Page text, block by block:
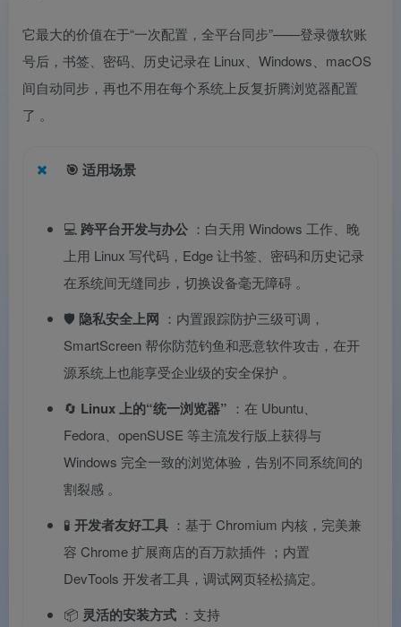
它最大的价值在于“一次配置，全平台同步”——登录微软账
号后，书签、密码、历史记录在 Linux、Windows、macOS
间自动同步，再也不用在每个系统上反复折腾浏览器配置
了 。
🎯 适用场景
💻 跨平台开发与办公 ：白天用 Windows 工作、晚
上用 Linux 写代码，Edge 让书签、密码和历史记录
在系统间无缝同步，切换设备毫无障碍 。
🛡️ 隐私安全上网 ：内置跟踪防护三级可调，
SmartScreen 帮你防范钓鱼和恶意软件攻击，在开
源系统上也能享受企业级的安全保护 。
🔄 Linux 上的“统一浏览器” ：在 Ubuntu、
Fedora、openSUSE 等主流发行版上获得与
Windows 完全一致的浏览体验，告别不同系统间的
割裂感 。
🧪 开发者友好工具 ：基于 Chromium 内核，完美兼
容 Chrome 扩展商店的百万款插件 ；内置
DevTools 开发者工具，调试网页轻松搞定。
📦 灵活的安装方式 ：支持